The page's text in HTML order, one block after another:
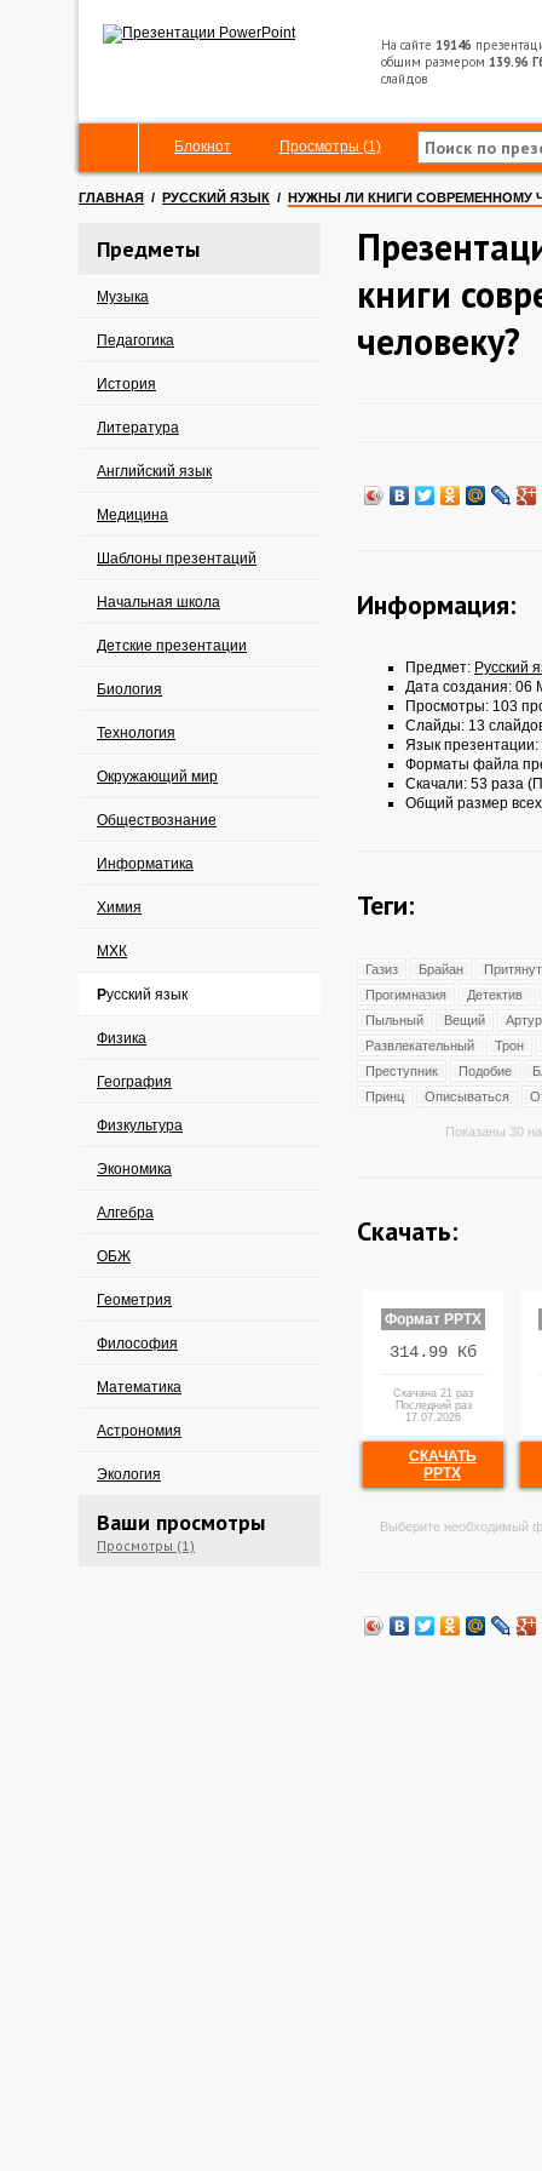
На сайте 19146
общим размером 139.96
слайдов
Блокнот Просмотры (1)
ГЛАВНАЯ / РУССКИЙ ЯЗЫК / НУЖНЫ ЛИ КНИГИ СОВРЕМЕННОМУ
Предметы
Музыка
Педагогика
История
Литература
Английский язык
Медицина
Шаблоны презентаций
Начальная школа
Детские презентации
Биология
Технология
Окружающий мир
Обществознание
Информатика
Химия
МХК
Русский язык
Физика
География
Физкультура
Экономика
Алгебра
ОБЖ
Геометрия
Философия
Математика
Астрономия
Экология
Ваши просмотры
Просмотры (1)
книги
человеку?
Информация:
Предмет: Русский
Дата создания: 06
Просмотры: 103
Слайды: 13
Язык презентации:
Форматы файла
Скачали: 53 раза
Общий размер
Теги:
Газиз Брайан
Прогимназия
Детектив
Пыльный
Вещий
Артур
Развлекательный
Трон
Преступник
Подобие
Принц
Описываться
Показаны 30
Скачать:
Формат PPTX
314.99 Кб
Скачана 21 раз
Последний раз
17.07.2026
СКАЧАТЬ
PPTX
Выберите необходимый